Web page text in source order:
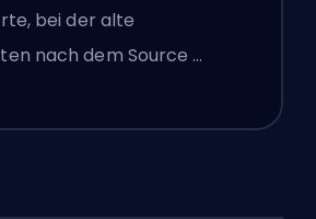
bei der alte
nach dem Source …